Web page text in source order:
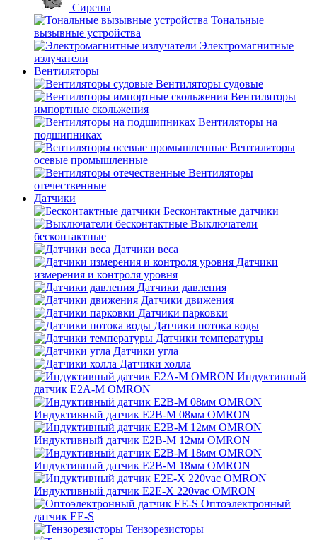
Сирены
Тональные
вызывные устройства
Электромагнитные
излучатели
Вентиляторы
Вентиляторы судовые
Вентиляторы
импортные скольжения
Вентиляторы на
подшипниках
Вентиляторы
осевые промышленные
Вентиляторы
отечественные
Датчики
Бесконтактные датчики
Выключатели
бесконтактные
Датчики веса
Датчики
измерения и контроля уровня
Датчики давления
Датчики движения
Датчики парковки
Датчики потока воды
Датчики температуры
Датчики угла
Датчики холла
Индуктивный
датчик E2A-M OMRON
Индуктивный датчик E2B-M 08мм OMRON
Индуктивный датчик E2B-M 12мм OMRON
Индуктивный датчик E2B-M 18мм OMRON
Индуктивный датчик E2E-X 220vac OMRON
Оптоэлектронный
датчик EE-S
Тензорезисторы